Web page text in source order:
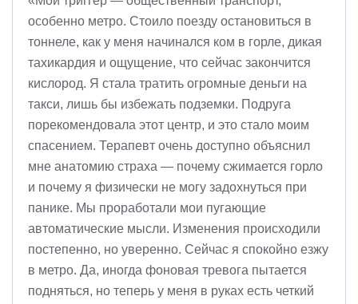
особенно метро. Стоило поезду остановиться в
тоннеле, как у меня начинался ком в горле, дикая
тахикардия и ощущение, что сейчас закончится
кислород. Я стала тратить огромные деньги на
такси, лишь бы избежать подземки. Подруга
порекомендовала этот центр, и это стало моим
спасением. Терапевт очень доступно объяснил
мне анатомию страха — почему сжимается горло
и почему я физически не могу задохнуться при
панике. Мы проработали мои пугающие
автоматические мысли. Изменения происходили
постепенно, но уверенно. Сейчас я спокойно езжу
в метро. Да, иногда фоновая тревога пытается
подняться, но теперь у меня в руках есть четкий